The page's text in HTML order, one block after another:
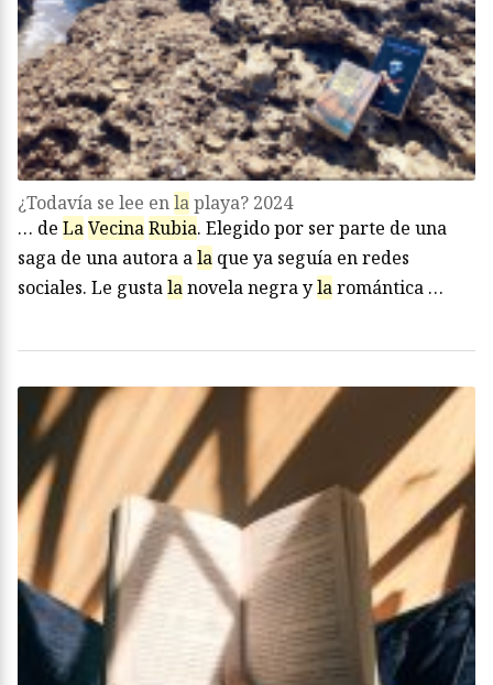
¿Todavía se lee enlaplaya? 2024
… de LaVecinaRubia. Elegido por ser parte de una
saga de una autora ala que ya seguía en redes
sociales. Le gustalanovela negra ylaromántica …